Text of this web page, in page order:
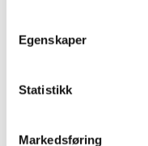
Egenskaper
Statistikk
Markedsføring